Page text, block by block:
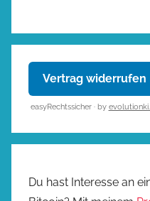
Vertrag widerrufen
easyRechtssicher · by
Du hast Interesse an